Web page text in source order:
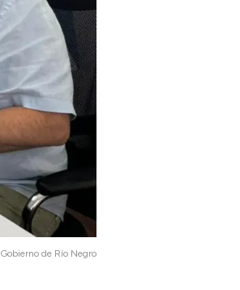
Gobierno de Río Negro